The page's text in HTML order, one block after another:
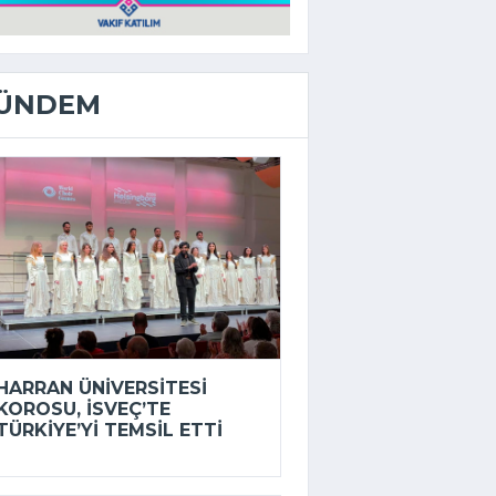
ÜNIVERSITESI
İSVEÇ’TE
TEMSIL ETTI